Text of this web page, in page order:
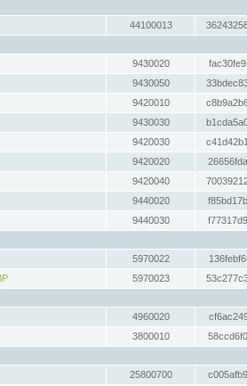
44100013
9430020
9430050
9420010
9430030
9420030
9420020
9420040
9440020
9440030
5970022
5970023
4960020
3800010
25800700